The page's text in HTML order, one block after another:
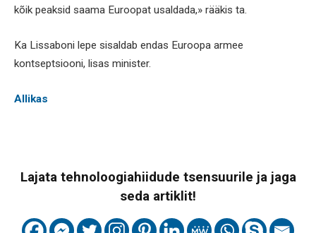
kõik peaksid saama Euroopat usaldada,» rääkis ta.
Ka Lissaboni lepe sisaldab endas Euroopa armee
kontseptsiooni, lisas minister.
Allikas
Lajata tehnoloogiahiidude tsensuurile ja jaga
seda artiklit!